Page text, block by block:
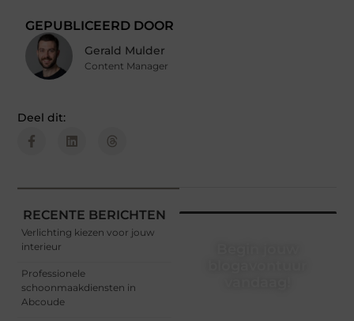
GEPUBLICEERD DOOR
Gerald Mulder
Content Manager
Deel dit:
RECENTE BERICHTEN
Verlichting kiezen voor jouw
interieur
Professionele
schoonmaakdiensten in
Abcoude